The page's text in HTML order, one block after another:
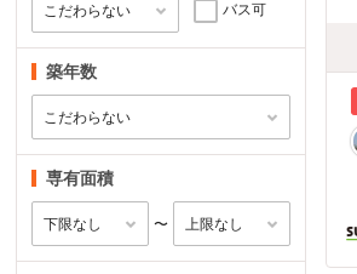
バス可
築年数
専有面積
〜